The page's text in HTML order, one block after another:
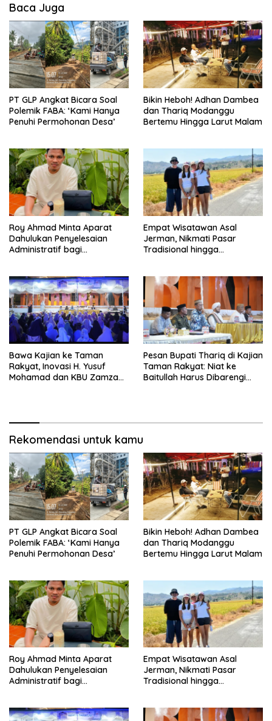
Baca Juga
PT GLP Angkat Bicara Soal
Polemik FABA: ‘Kami Hanya
Penuhi Permohonan Desa’
Bikin Heboh! Adhan Dambea
dan Thariq Modanggu
Bertemu Hingga Larut Malam
Roy Ahmad Minta Aparat
Dahulukan Penyelesaian
Administratif bagi
Empat Wisatawan Asal
Jerman, Nikmati Pasar
Tradisional hingga
Bawa Kajian ke Taman
Rakyat, Inovasi H. Yusuf
Mohamad dan KBU Zamzam
Pesan Bupati Thariq di Kajian
Taman Rakyat: Niat ke
Baitullah Harus Dibarengi
Rekomendasi untuk kamu
PT GLP Angkat Bicara Soal
Polemik FABA: ‘Kami Hanya
Penuhi Permohonan Desa’
Bikin Heboh! Adhan Dambea
dan Thariq Modanggu
Bertemu Hingga Larut Malam
Roy Ahmad Minta Aparat
Dahulukan Penyelesaian
Administratif bagi
Empat Wisatawan Asal
Jerman, Nikmati Pasar
Tradisional hingga